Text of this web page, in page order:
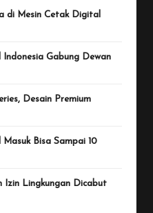
di Mesin Cetak Digital
Indonesia Gabung Dewan
Desain Premium
Bisa Sampai 10
Izin Lingkungan Dicabut